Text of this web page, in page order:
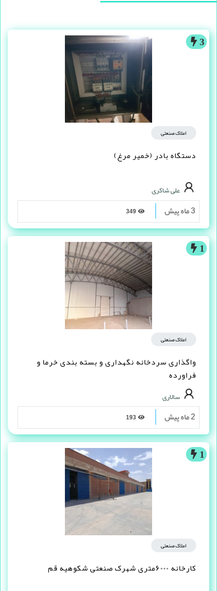
3
املاک صنعتی
دستگاه بادر (خمیر مرغ)
علی شاکری
3 ماه پیش
1
املاک صنعتی
واگذاری سردخانه نگهداری و بسته بندی خرما و
فراورده
سالاری
2 ماه پیش
1
املاک صنعتی
کارخانه ۶۰۰۰متری شهرک صنعتی شکوهیه قم